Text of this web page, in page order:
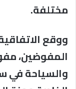
مختلفة.
ووقع
المفوضين،
والسياحة في